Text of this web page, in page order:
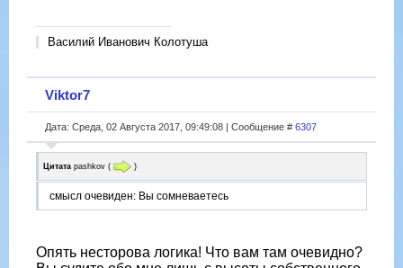
Василий Иванович Колотуша
Viktor7
Дата: Среда, 02 Августа 2017, 09:49:08 | Сообщение # 6307
Цитата pashkov ( )
смысл очевиден: Вы сомневаетесь
Опять несторова логика! Что вам там очевидно?